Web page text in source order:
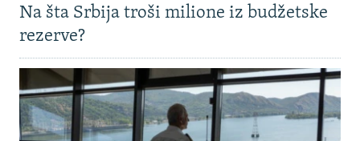
Na šta Srbija troši milione iz budžetske
rezerve?